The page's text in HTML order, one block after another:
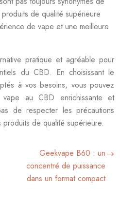
de qualité supérieure
de vape et une meilleure
pratique et agréable pour
du CBD. En choisissant le
à vos besoins, vous pouvez
au CBD enrichissante et
de respecter les précautions
produits de qualité supérieure.
Geekvape B60 : un
concentré de puissance
dans un format compact